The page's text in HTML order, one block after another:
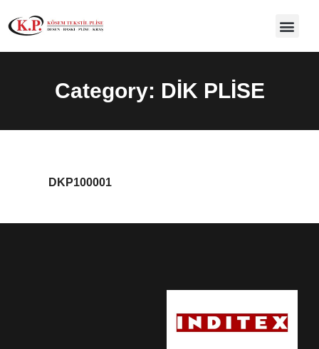
Category: DİK PLİSE
DKP100001